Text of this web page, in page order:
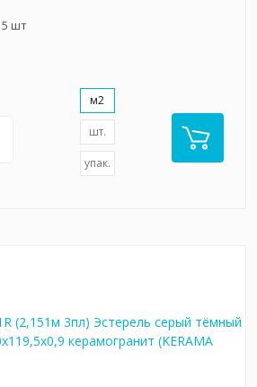
5 шт
м2
шт.
упак.